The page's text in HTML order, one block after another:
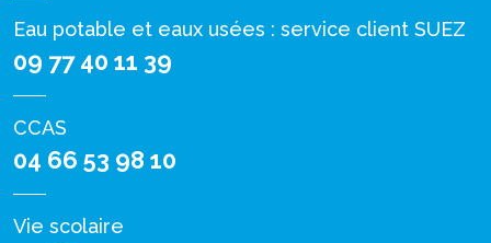
Eau potable et eaux usées : service client SUEZ
09 77 40 11 39
CCAS
04 66 53 98 10
Vie scolaire